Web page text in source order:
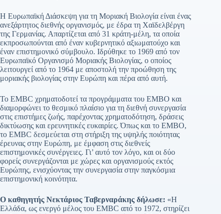
Η Ευρωπαϊκή Διάσκεψη για τη Μοριακή Βιολογία είναι ένας
ανεξάρτητος διεθνής οργανισμός, με έδρα τη Χαϊδελβέργη
της Γερμανίας. Απαρτίζεται από 31 κράτη-μέλη, τα οποία
εκπροσωπούνται από έναν κυβερνητικό αξιωματούχο και
έναν επιστημονικό σύμβουλο. Ιδρύθηκε το 1969 από τον
Ευρωπαϊκό Οργανισμό Μοριακής Βιολογίας, ο οποίος
λειτουργεί από το 1964 με αποστολή την προώθηση της
μοριακής βιολογίας στην Ευρώπη και πέρα από αυτή.
Το EMBC χρηματοδοτεί τα προγράμματα του EMBO και
διαμορφώνει το θεσμικό πλαίσιο για τη διεθνή συνεργασία
στις επιστήμες ζωής, παρέχοντας χρηματοδότηση, δράσεις
δικτύωσης και ερευνητικές ευκαιρίες. Όπως και το EMBO,
το EMBC δεσμεύεται στη στήριξη της υψηλής ποιότητας
έρευνας στην Ευρώπη, με έμφαση στις διεθνείς
επιστημονικές συνέργειες. Γι’ αυτό τον λόγο, και οι δύο
φορείς συνεργάζονται με χώρες και οργανισμούς εκτός
Ευρώπης, ενισχύοντας την συνεργασία στην παγκόσμια
επιστημονική κοινότητα.
Ο καθηγητής Νεκτάριος Ταβερναράκης δήλωσε: «Η
Ελλάδα, ως ενεργό μέλος του EMBC από το 1972, στηρίζει